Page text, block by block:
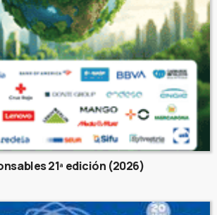
21ª edición (2026)